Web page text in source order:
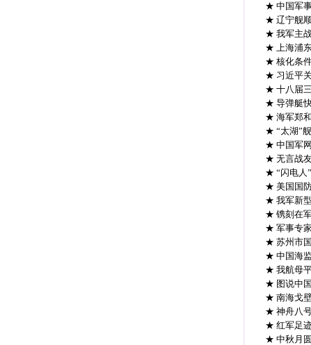
★ 中国军
★ 辽宁舰
★ 我军主
★ 上海浦
★ 核化条
★ 习近平
★ 十八届
★ 导弹艇
★ 海军郑
★ “太湖”
★ 中国军
★ 无言战
★ “闪电人
★ 美国国
★ 我军新
★ 镌刻在
★ 军事专
★ 苏州市
★ 中国海
★ 我航母
★ 图说中
★ 南海戈
★ 神舟八
★ 红军足
★ 中秋月